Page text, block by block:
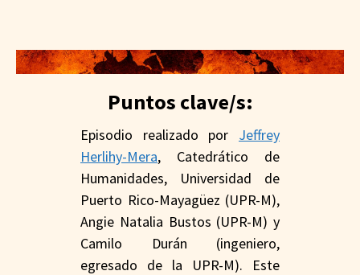
Puntos clave/s:
Episodio realizado por Jeffrey
Herlihy-Mera, Catedrático de
Humanidades, Universidad de
Puerto Rico-Mayagüez (UPR-M),
Angie Natalia Bustos (UPR-M) y
Camilo Durán (ingeniero,
egresado de la UPR-M). Este